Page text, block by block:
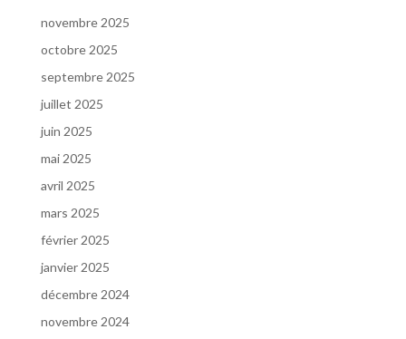
novembre 2025
octobre 2025
septembre 2025
juillet 2025
juin 2025
mai 2025
avril 2025
mars 2025
février 2025
janvier 2025
décembre 2024
novembre 2024